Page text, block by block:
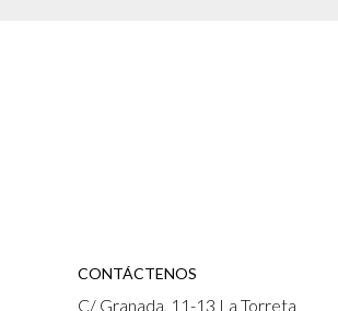
CONTÁCTENOS
C/ Granada, 11-13 La Torreta